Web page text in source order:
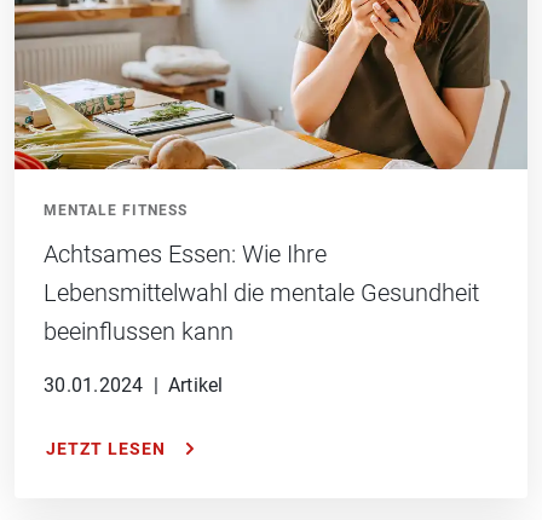
MENTALE FITNESS
Achtsames Essen: Wie Ihre
Lebensmittelwahl die mentale Gesundheit
beeinflussen kann
30.01.2024 Artikel
JETZT LESEN